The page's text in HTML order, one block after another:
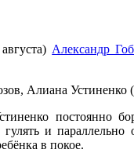
Александр
постоянно
и параллельно
в покое.